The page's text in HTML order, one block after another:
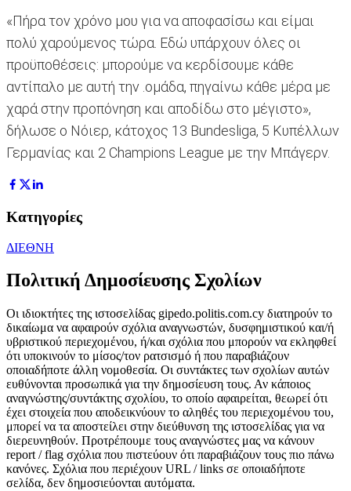
«Πήρα τον χρόνο μου για να αποφασίσω και είμαι
πολύ χαρούμενος τώρα. Εδώ υπάρχουν όλες οι
προϋποθέσεις: μπορούμε να κερδίσουμε κάθε
αντίπαλο με αυτή την .ομάδα, πηγαίνω κάθε μέρα με
χαρά στην προπόνηση και αποδίδω στο μέγιστο»,
δήλωσε ο Νόιερ, κάτοχος 13 Bundesliga, 5 Kυπέλλων
Γερμανίας και 2 Champions League με την Μπάγερν.
Κατηγορίες
ΔΙΕΘΝΗ
Πολιτική Δημοσίευσης Σχολίων
Οι ιδιοκτήτες της ιστοσελίδας gipedo.politis.com.cy διατηρούν το
δικαίωμα να αφαιρούν σχόλια αναγνωστών, δυσφημιστικού και/ή
υβριστικού περιεχομένου, ή/και σχόλια που μπορούν να εκληφθεί
ότι υποκινούν το μίσος/τον ρατσισμό ή που παραβιάζουν
οποιαδήποτε άλλη νομοθεσία. Οι συντάκτες των σχολίων αυτών
ευθύνονται προσωπικά για την δημοσίευση τους. Αν κάποιος
αναγνώστης/συντάκτης σχολίου, το οποίο αφαιρείται, θεωρεί ότι
έχει στοιχεία που αποδεικνύουν το αληθές του περιεχομένου του,
μπορεί να τα αποστείλει στην διεύθυνση της ιστοσελίδας για να
διερευνηθούν. Προτρέπουμε τους αναγνώστες μας να κάνουν
report / flag σχόλια που πιστεύουν ότι παραβιάζουν τους πιο πάνω
κανόνες. Σχόλια που περιέχουν URL / links σε οποιαδήποτε
σελίδα, δεν δημοσιεύονται αυτόματα.